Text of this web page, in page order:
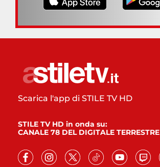
Scarica l'app di STILE TV HD
STILE TV HD in onda su:
CANALE 78 DEL DIGITALE TERRESTRE